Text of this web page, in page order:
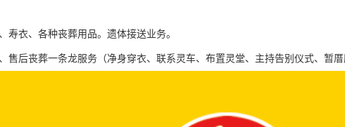
寿衣、各种丧葬用品。遗体接送业务。
售后丧葬一条龙服务（净身穿衣、联系灵车、布置灵堂、主持告别仪式、暂厝